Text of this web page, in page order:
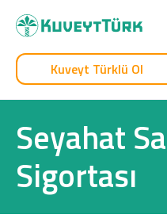
Kendim İçin
Kuveyt Türklü Ol
Seyahat
Sigortası